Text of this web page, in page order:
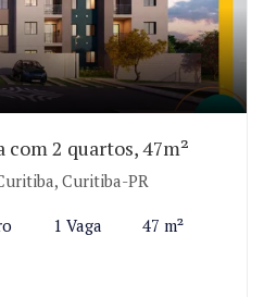
2 quartos, 47m²
Curitiba-PR
1 Vaga 47 m²